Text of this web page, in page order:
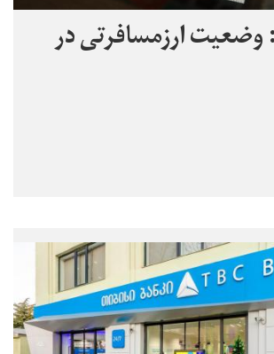
وضعیت ارزمسافرتی در